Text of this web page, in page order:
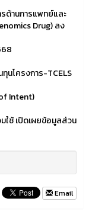
ด้านการแพทย์และ
Drug) ลง
โครงการ-TCELS
Intent)
ใช้ เปิดเผยข้อมูลส่วน
Email